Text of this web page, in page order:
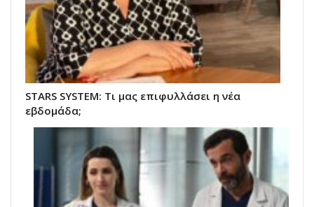
STARS SYSTEM: Τι μας επιφυλλάσει η νέα
εβδομάδα;